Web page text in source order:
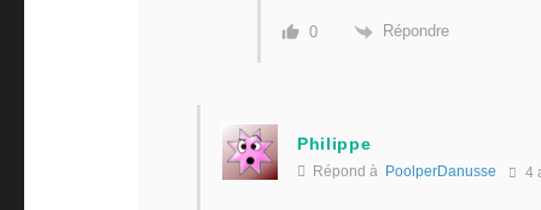
0 Répondre
Philippe
Répond à PoolperDanusse 4